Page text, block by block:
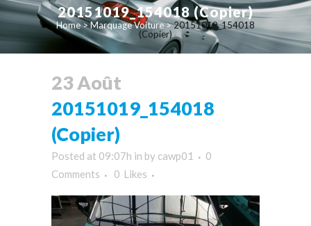
20151019_154018 (Copier)
Home>Marquage Voiture>20151019_154018
(Copier)
23 Août
20151019_154018
(Copier)
Posted at 09:07h in by cawp01
0
Comments
0 Likes